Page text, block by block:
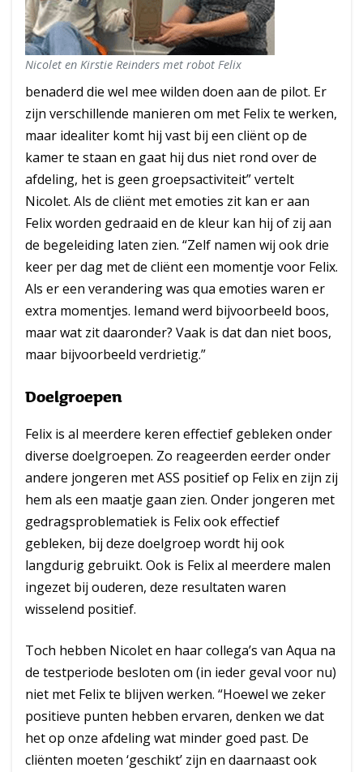
Nicolet en Kirstie Reinders met robot Felix
benaderd die wel mee wilden doen aan de pilot. Er
zijn verschillende manieren om met Felix te werken,
maar idealiter komt hij vast bij een cliënt op de
kamer te staan en gaat hij dus niet rond over de
afdeling, het is geen groepsactiviteit” vertelt
Nicolet. Als de cliënt met emoties zit kan er aan
Felix worden gedraaid en de kleur kan hij of zij aan
de begeleiding laten zien. “Zelf namen wij ook drie
keer per dag met de cliënt een momentje voor Felix.
Als er een verandering was qua emoties waren er
extra momentjes. Iemand werd bijvoorbeeld boos,
maar wat zit daaronder? Vaak is dat dan niet boos,
maar bijvoorbeeld verdrietig.”
Doelgroepen
Felix is al meerdere keren effectief gebleken onder
diverse doelgroepen. Zo reageerden eerder onder
andere jongeren met ASS positief op Felix en zijn zij
hem als een maatje gaan zien. Onder jongeren met
gedragsproblematiek is Felix ook effectief
gebleken, bij deze doelgroep wordt hij ook
langdurig gebruikt. Ook is Felix al meerdere malen
ingezet bij ouderen, deze resultaten waren
wisselend positief.
Toch hebben Nicolet en haar collega’s van Aqua na
de testperiode besloten om (in ieder geval voor nu)
niet met Felix te blijven werken. “Hoewel we zeker
positieve punten hebben ervaren, denken we dat
het op onze afdeling wat minder goed past. De
cliënten moeten ‘geschikt’ zijn en daarnaast ook